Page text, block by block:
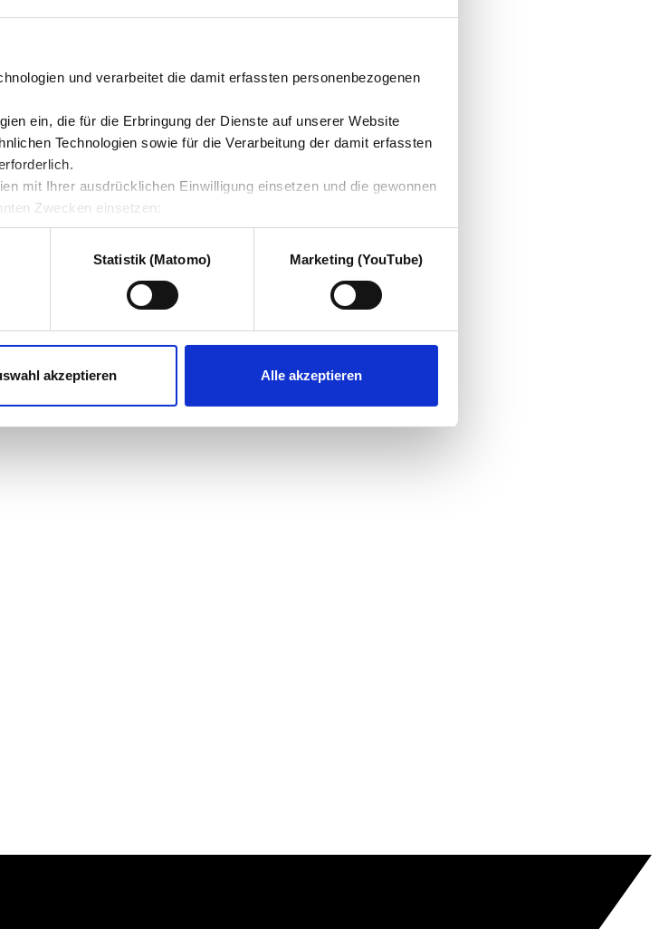
und verarbeitet die damit erfassten personenbezogenen
ein, die für die Erbringung der Dienste auf unserer Website
Technologien sowie für die Verarbeitung der damit erfassten
mit Ihrer ausdrücklichen Einwilligung einsetzen und die gewonnen
Zwecken einsetzen:
Statistik (Matomo) Marketing (YouTube)
akzeptieren Alle akzeptieren